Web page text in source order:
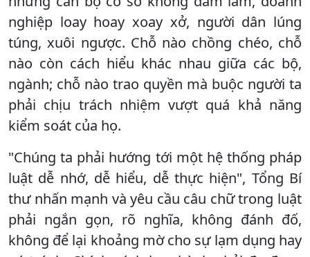
nghiệp loay hoay xoay xở, người dân lúng
túng, xuôi ngược. Chỗ nào chồng chéo, chỗ
nào còn cách hiểu khác nhau giữa các bộ,
ngành; chỗ nào trao quyền mà buộc người ta
phải chịu trách nhiệm vượt quá khả năng
kiểm soát của họ.
"Chúng ta phải hướng tới một hệ thống pháp
luật dễ nhớ, dễ hiểu, dễ thực hiện", Tổng Bí
thư nhấn mạnh và yêu cầu câu chữ trong luật
phải ngắn gọn, rõ nghĩa, không đánh đố,
không để lại khoảng mờ cho sự lạm dụng hay